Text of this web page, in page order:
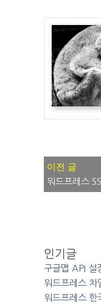
글
내
이
션
워드프레스
인기글
구글맵 API 설
워드프레스
워드프레스